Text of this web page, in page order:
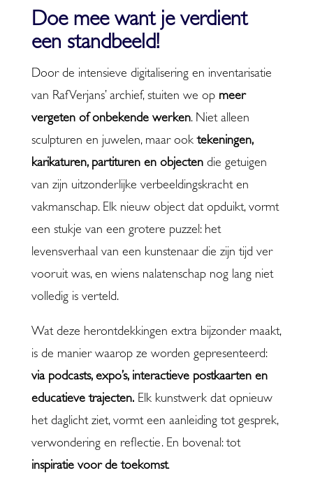
Doe mee want je verdient
een standbeeld!
Door de intensieve digitalisering en inventarisatie
van Raf Verjans’ archief, stuiten we op meer
vergeten of onbekende werken. Niet alleen
sculpturen en juwelen, maar ooktekeningen,
karikaturen, partituren en objectendie getuigen
van zijn uitzonderlijke verbeeldingskracht en
vakmanschap. Elk nieuw object dat opduikt, vormt
een stukje van een grotere puzzel: het
levensverhaal van een kunstenaar die zijn tijd ver
vooruit was, en wiens nalatenschap nog lang niet
volledig is verteld.
Wat deze herontdekkingen extra bijzonder maakt,
is de manier waarop ze worden gepresenteerd:
via podcasts, expo’s, interactieve postkaarten en
educatieve trajecten.Elk kunstwerk dat opnieuw
het daglicht ziet, vormt een aanleiding tot gesprek,
verwondering en reflectie. En bovenal: tot
inspiratie voor de toekomst.